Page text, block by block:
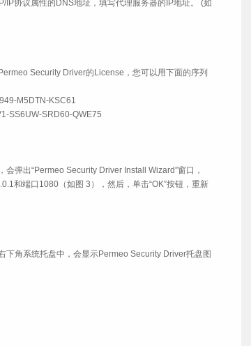
协议属性的DNS地址，填写代理服务器的IP地址。 (如
Security Driver的License，您可以用下面的序列
M5DTN-KSC61
SS6UW-SRD60-QWE75
弹出“Permeo Security Driver Install Wizard”窗口，
和端口1080（如图 3），然后，单击“OK”按钮，重新
角系统托盘中，会显示Permeo Security Driver托盘图